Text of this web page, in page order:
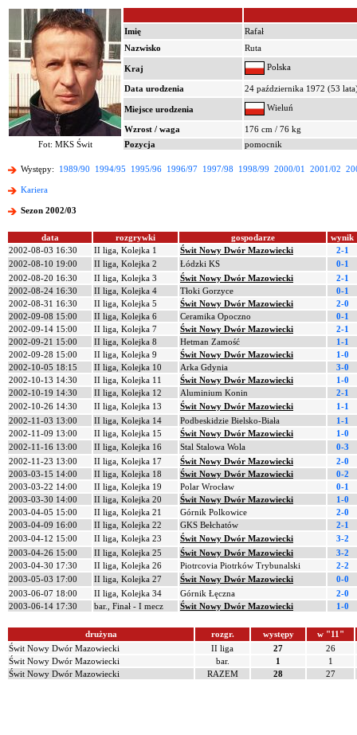
Imię
Rafał
Nazwisko
Ruta
Kraj Polska
Data urodzenia 24 października 1972 (53
Miejsce urodzenia Wieluń
Wzrost / waga
176 cm / 76 kg
Fot: MKS Świt
Pozycja pomocnik
Występy: 1989/90 1994/95 1995/96 1996/97 1997/98 1998/99 2000/01 2001/02
Kariera
Sezon 2002/03
data rozgrywki gospodarze
wynik
2002-08-03 16:30
II liga, Kolejka 1 Świt Nowy Dwór Mazowiecki
2-1
2002-08-10 19:00
II liga, Kolejka 2 Łódzki KS
0-1
2002-08-20 16:30
II liga, Kolejka 3 Świt Nowy Dwór Mazowiecki
2-1
2002-08-24 16:30
II liga, Kolejka 4 Tłoki Gorzyce
0-1
2002-08-31 16:30
II liga, Kolejka 5 Świt Nowy Dwór Mazowiecki
2-0
2002-09-08 15:00
II liga, Kolejka 6 Ceramika Opoczno
0-1
2002-09-14 15:00
II liga, Kolejka 7 Świt Nowy Dwór Mazowiecki
2-1
2002-09-21 15:00
II liga, Kolejka 8 Hetman Zamość
1-1
2002-09-28 15:00
II liga, Kolejka 9 Świt Nowy Dwór Mazowiecki
1-0
2002-10-05 18:15
II liga, Kolejka 10 Arka Gdynia
3-0
2002-10-13 14:30
II liga, Kolejka 11 Świt Nowy Dwór Mazowiecki
1-0
2002-10-19 14:30
II liga, Kolejka 12 Aluminium Konin
2-1
2002-10-26 14:30
II liga, Kolejka 13 Świt Nowy Dwór Mazowiecki
1-1
2002-11-03 13:00
II liga, Kolejka 14 Podbeskidzie Bielsko-Biała
1-1
2002-11-09 13:00
II liga, Kolejka 15 Świt Nowy Dwór Mazowiecki
1-0
2002-11-16 13:00
II liga, Kolejka 16 Stal Stalowa Wola
0-3
2002-11-23 13:00
II liga, Kolejka 17 Świt Nowy Dwór Mazowiecki
2-0
2003-03-15 14:00
II liga, Kolejka 18 Świt Nowy Dwór Mazowiecki
0-2
2003-03-22 14:00
II liga, Kolejka 19 Polar Wrocław
0-1
2003-03-30 14:00
II liga, Kolejka 20 Świt Nowy Dwór Mazowiecki
1-0
2003-04-05 15:00
II liga, Kolejka 21 Górnik Polkowice
2-0
2003-04-09 16:00
II liga, Kolejka 22 GKS Bełchatów
2-1
2003-04-12 15:00
II liga, Kolejka 23 Świt Nowy Dwór Mazowiecki
3-2
2003-04-26 15:00
II liga, Kolejka 25 Świt Nowy Dwór Mazowiecki
3-2
2003-04-30 17:30
II liga, Kolejka 26 Piotrcovia Piotrków Trybunalski
2-2
2003-05-03 17:00
II liga, Kolejka 27 Świt Nowy Dwór Mazowiecki
0-0
2003-06-07 18:00
II liga, Kolejka 34 Górnik Łęczna
2-0
2003-06-14 17:30
bar., Finał - I mecz Świt Nowy Dwór Mazowiecki 1-0
drużyna rozgr. występy
w "11"
Świt Nowy Dwór Mazowiecki
II liga 27
26
Świt Nowy Dwór Mazowiecki
bar. 1
1
Świt Nowy Dwór Mazowiecki
RAZEM 28 27